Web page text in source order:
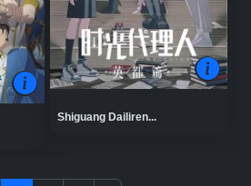
Shiguang Dailiren...